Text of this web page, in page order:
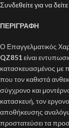
Συνδεθείτε για να
ΠΕΡΙΓΡΑΦΗ
Ο Επαγγελματικός
QZ851είναι
κατασκευασμένος με
που τον καθιστά
σύγχρονο και
κατασκευή, τον
αποθήκευσης
προστατεύσει τα